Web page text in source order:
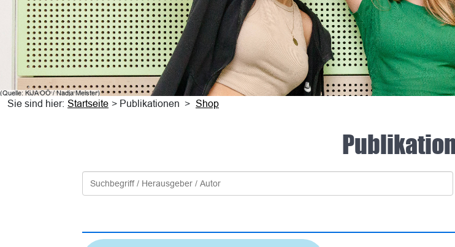
(Quelle: KiJA OÖ/ Nadja Meister)
Sie sind hier: Startseite > Publikationen > Shop